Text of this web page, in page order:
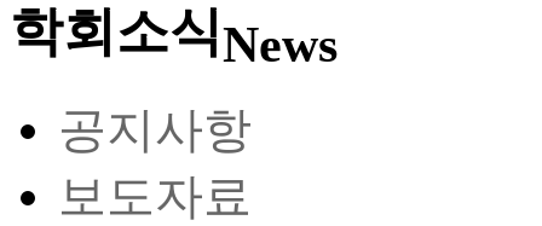
학회소식News
공지사항
보도자료